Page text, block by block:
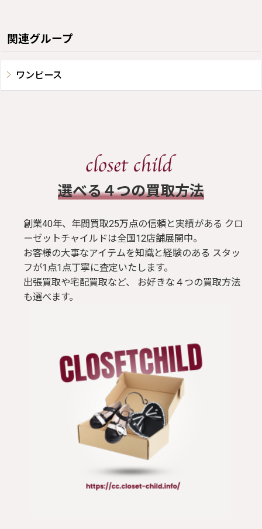
関連グループ
ワンピース
​選べる４つの買取方法
創業40年、年間買取25万点の信頼と実績がある クロ
ーゼットチャイルドは全国12店舗展開中。
お客様の大事なアイテムを知識と経験のある スタッ
フが1点1点丁寧に査定いたします。
出張買取や宅配買取など、 お好きな４つの買取方法
も選べます。